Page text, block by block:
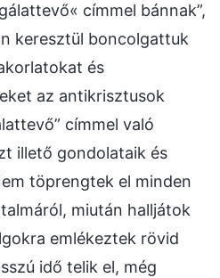
címmel bánnak”,
keresztül boncolgattuk
és
az antikrisztusok
címmel való
illető gondolataik és
töprengtek el minden
miután halljátok
emlékeztek rövid
idő telik el, még